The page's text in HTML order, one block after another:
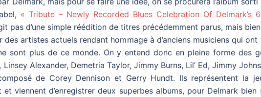
« Tribute – Newly Recorded Blues Celebration Of Delmark’s
pas d’une simple réédition de titres précédemment parus, mais
des artistes actuels rendant hommage à d’anciens musiciens qui ont
sont plus de ce monde. On y entend donc en pleine forme des
Alexander, Demetria Taylor, Jimmy Burns, Lil’ Ed, Jimmy
de Corey Dennison et Gerry Hundt. Ils représentent la
viennent d’enregistrer deux superbes albums, pour Delmark bien